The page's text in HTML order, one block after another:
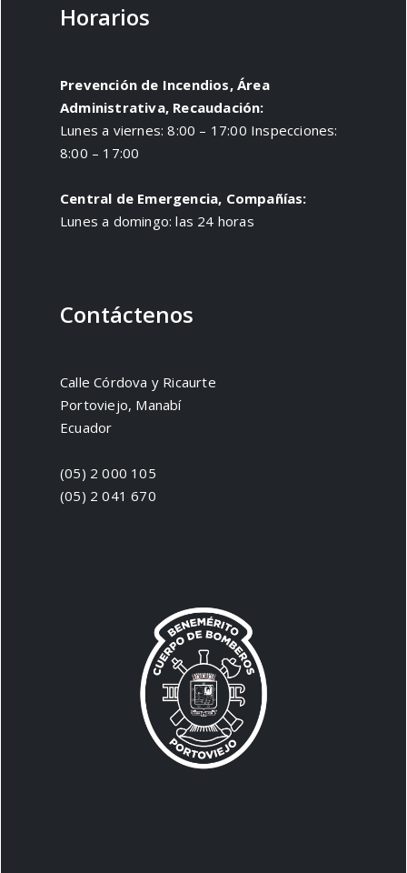
Horarios
Prevención de Incendios, Área
Administrativa, Recaudación:
Lunes a viernes: 8:00 – 17:00 Inspecciones:
8:00 – 17:00
Central de Emergencia, Compañías:
Lunes a domingo: las 24 horas
Contáctenos
Calle Córdova y Ricaurte
Portoviejo, Manabí
Ecuador
(05) 2 000 105
(05) 2 041 670